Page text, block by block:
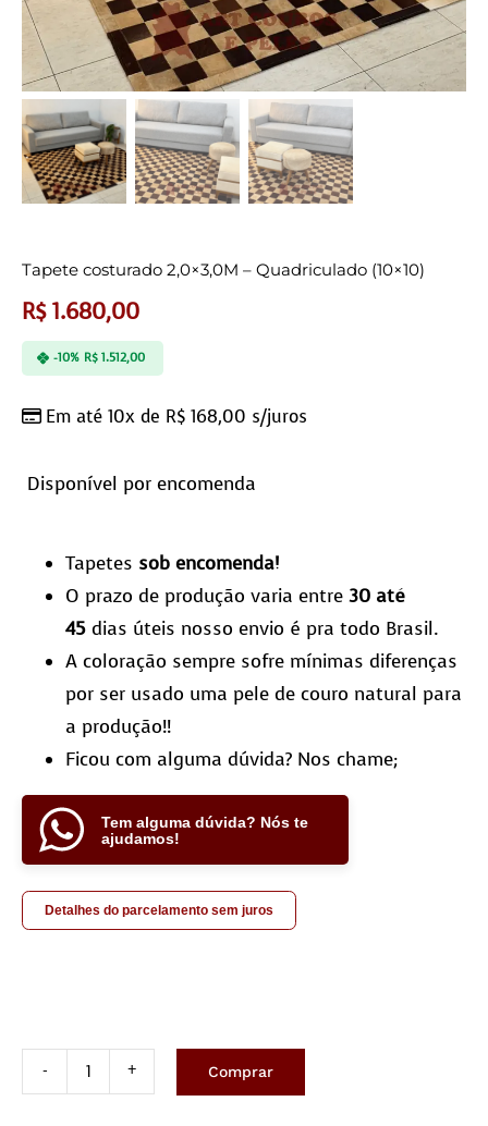
Tapete costurado 2,0×3,0M – Quadriculado (10×10)
R$1.680,00
Em até 10x de R$ 168,00 s/juros
-10% R$1.512,00
Disponível por encomenda
Tapetes sob encomenda!
O prazo de produção varia entre 30 até
45 dias úteis nosso envio é pra todo Brasil.
A coloração sempre sofre mínimas diferenças
por ser usado uma pele de couro natural para
a produção!!
Ficou com alguma dúvida? Nos chame;
Tem alguma dúvida? Nós te
ajudamos!
Detalhes do parcelamento sem juros
Comprar